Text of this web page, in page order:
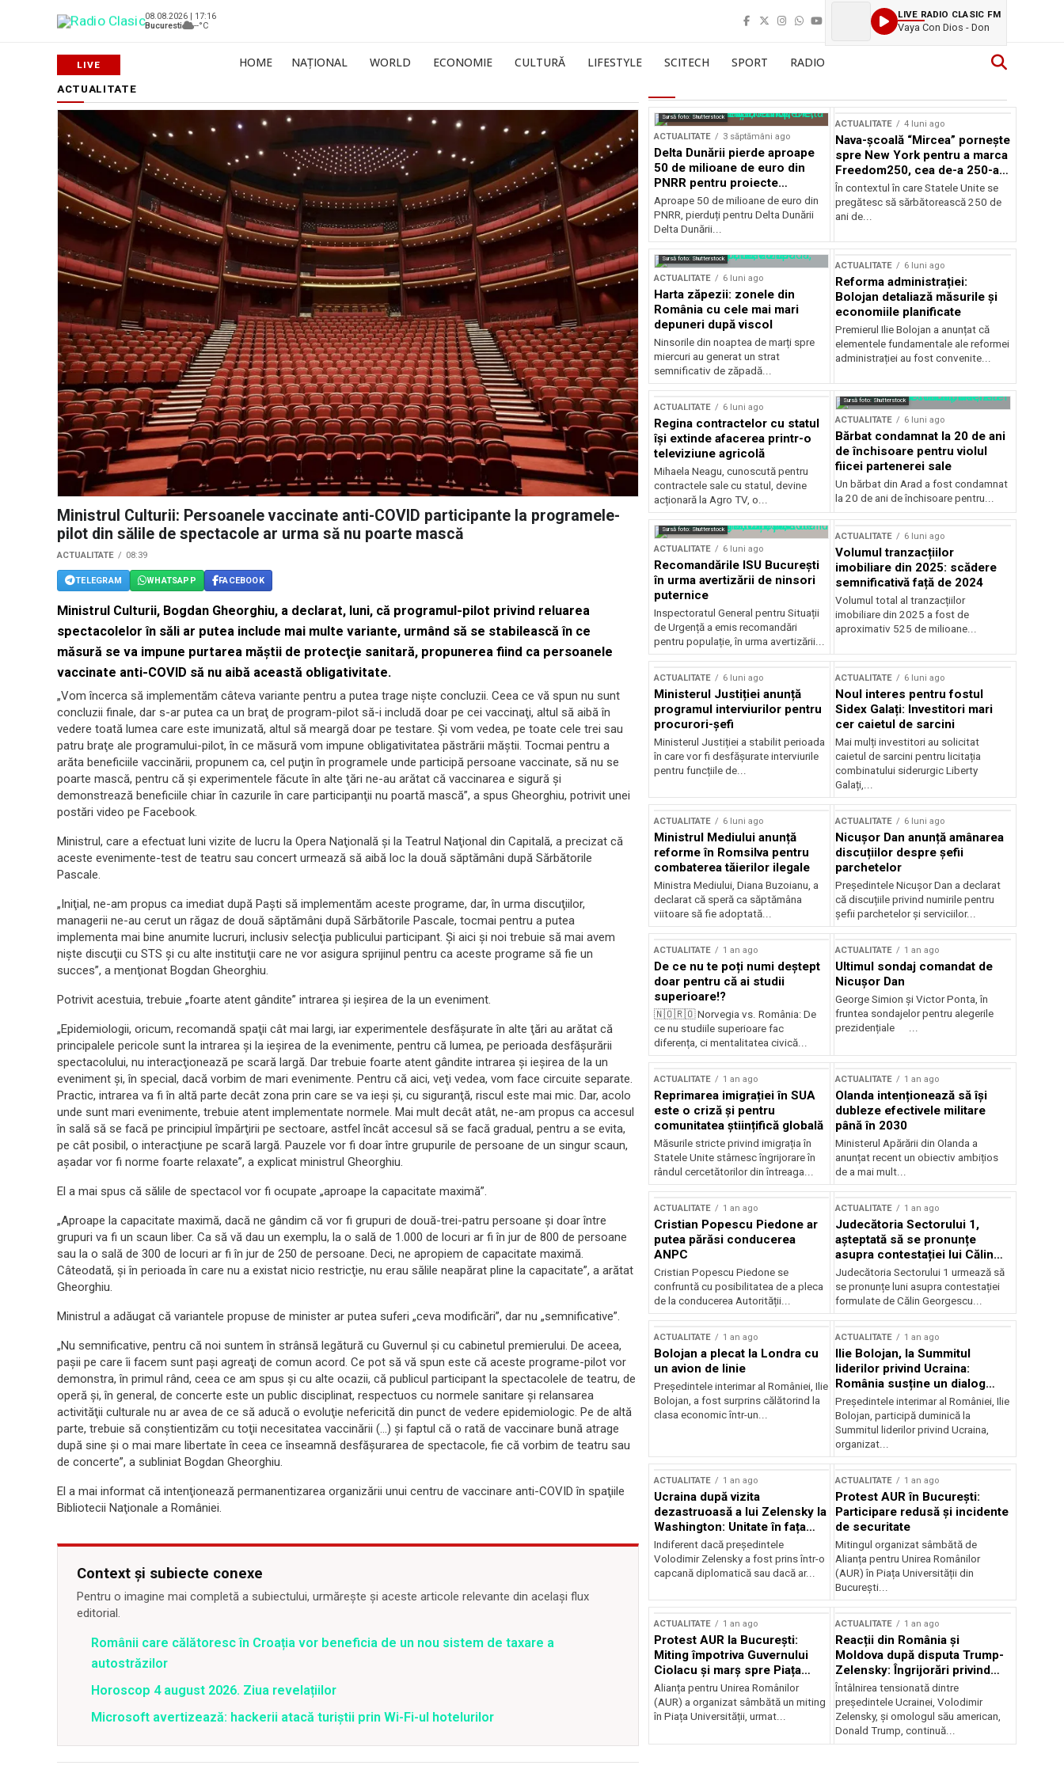
08.08.2026 | 17:16
Bucuresti
--°C
LIVE RADIO CLASIC FM
Vaya Con Dios - Don
HOME NAȚIONAL WORLD ECONOMIE CULTURĂ LIFESTYLE SCITECH SPORT RADIO
ACTUALITATE
Ministrul Culturii: Persoanele vaccinate anti-COVID participante la programele-
pilot din sălile de spectacole ar urma să nu poarte mască
ACTUALITATE 08:39
TELEGRAM WHATSAPP FACEBOOK
Ministrul Culturii, Bogdan Gheorghiu, a declarat, luni, că programul-pilot privind reluarea
spectacolelor în săli ar putea include mai multe variante, urmând să se stabilească în ce
măsură se va impune purtarea măştii de protecţie sanitară, propunerea fiind ca persoanele
vaccinate anti-COVID să nu aibă această obligativitate.
„Vom încerca să implementăm câteva variante pentru a putea trage nişte concluzii. Ceea ce vă spun nu sunt
concluzii finale, dar s-ar putea ca un braţ de program-pilot să-i includă doar pe cei vaccinaţi, altul să aibă în
vedere toată lumea care este imunizată, altul să meargă doar pe testare. Şi vom vedea, pe toate cele trei sau
patru braţe ale programului-pilot, în ce măsură vom impune obligativitatea păstrării măştii. Tocmai pentru a
arăta beneficiile vaccinării, propunem ca, cel puţin în programele unde participă persoane vaccinate, să nu se
poarte mască, pentru că şi experimentele făcute în alte ţări ne-au arătat că vaccinarea e sigură şi
demonstrează beneficiile chiar în cazurile în care participanţii nu poartă mască”, a spus Gheorghiu, potrivit unei
postări video pe Facebook.
Ministrul, care a efectuat luni vizite de lucru la Opera Naţională şi la Teatrul Naţional din Capitală, a precizat că
aceste evenimente-test de teatru sau concert urmează să aibă loc la două săptămâni după Sărbătorile
Pascale.
„Iniţial, ne-am propus ca imediat după Paşti să implementăm aceste programe, dar, în urma discuţiilor,
managerii ne-au cerut un răgaz de două săptămâni după Sărbătorile Pascale, tocmai pentru a putea
implementa mai bine anumite lucruri, inclusiv selecţia publicului participant. Şi aici şi noi trebuie să mai avem
nişte discuţii cu STS şi cu alte instituţii care ne vor asigura sprijinul pentru ca aceste programe să fie un
succes”, a menţionat Bogdan Gheorghiu.
Potrivit acestuia, trebuie „foarte atent gândite” intrarea şi ieşirea de la un eveniment.
„Epidemiologii, oricum, recomandă spaţii cât mai largi, iar experimentele desfăşurate în alte ţări au arătat că
principalele pericole sunt la intrarea şi la ieşirea de la evenimente, pentru că lumea, pe perioada desfăşurării
spectacolului, nu interacţionează pe scară largă. Dar trebuie foarte atent gândite intrarea şi ieşirea de la un
eveniment şi, în special, dacă vorbim de mari evenimente. Pentru că aici, veţi vedea, vom face circuite separate.
Practic, intrarea va fi în altă parte decât zona prin care se va ieşi şi, cu siguranţă, riscul este mai mic. Dar, acolo
unde sunt mari evenimente, trebuie atent implementate normele. Mai mult decât atât, ne-am propus ca accesul
în sală să se facă pe principiul împărţirii pe sectoare, astfel încât accesul să se facă gradual, pentru a se evita,
pe cât posibil, o interacţiune pe scară largă. Pauzele vor fi doar între grupurile de persoane de un singur scaun,
aşadar vor fi norme foarte relaxate”, a explicat ministrul Gheorghiu.
El a mai spus că sălile de spectacol vor fi ocupate „aproape la capacitate maximă”.
„Aproape la capacitate maximă, dacă ne gândim că vor fi grupuri de două-trei-patru persoane şi doar între
grupuri va fi un scaun liber. Ca să vă dau un exemplu, la o sală de 1.000 de locuri ar fi în jur de 800 de persoane
sau la o sală de 300 de locuri ar fi în jur de 250 de persoane. Deci, ne apropiem de capacitate maximă.
Câteodată, şi în perioada în care nu a existat nicio restricţie, nu erau sălile neapărat pline la capacitate”, a arătat
Gheorghiu.
Ministrul a adăugat că variantele propuse de minister ar putea suferi „ceva modificări”, dar nu „semnificative”.
„Nu semnificative, pentru că noi suntem în strânsă legătură cu Guvernul şi cu cabinetul premierului. De aceea,
paşii pe care îi facem sunt paşi agreaţi de comun acord. Ce pot să vă spun este că aceste programe-pilot vor
demonstra, în primul rând, ceea ce am spus şi cu alte ocazii, că publicul participant la spectacolele de teatru, de
operă şi, în general, de concerte este un public disciplinat, respectuos cu normele sanitare şi relansarea
activităţii culturale nu ar avea de ce să aducă o evoluţie nefericită din punct de vedere epidemiologic. Pe de altă
parte, trebuie să conştientizăm cu toţii necesitatea vaccinării (…) şi faptul că o rată de vaccinare bună atrage
după sine şi o mai mare libertate în ceea ce înseamnă desfăşurarea de spectacole, fie că vorbim de teatru sau
de concerte”, a subliniat Bogdan Gheorghiu.
El a mai informat că intenţionează permanentizarea organizării unui centru de vaccinare anti-COVID în spaţiile
Bibliotecii Naţionale a României.
Context și subiecte conexe
Pentru o imagine mai completă a subiectului, urmărește și aceste articole relevante din același flux
editorial.
Românii care călătoresc în Croația vor beneficia de un nou sistem de taxare a
autostrăzilor
Horoscop 4 august 2026. Ziua revelațiilor
Microsoft avertizează: hackerii atacă turiștii prin Wi-Fi-ul hotelurilor
Sursă foto: Shutterstock
ACTUALITATE 3 săptămâni ago
Delta Dunării pierde aproape
50 de milioane de euro din
PNRR pentru proiecte
esențiale
Aproape 50 de milioane de euro din
PNRR, pierduți pentru Delta Dunării
Delta Dunării...
ACTUALITATE 4 luni ago
Nava-școală “Mircea” pornește
spre New York pentru a marca
Freedom250, cea de-a 250-a
aniversare a Statelor Unite
În contextul în care Statele Unite se
pregătesc să sărbătorească 250 de
ani de...
Sursă foto: Shutterstock
ACTUALITATE 6 luni ago
Harta zăpezii: zonele din
România cu cele mai mari
depuneri după viscol
Ninsorile din noaptea de marți spre
miercuri au generat un strat
semnificativ de zăpadă...
ACTUALITATE 6 luni ago
Reforma administrației:
Bolojan detaliază măsurile și
economiile planificate
Premierul Ilie Bolojan a anunțat că
elementele fundamentale ale reformei
administrației au fost convenite...
ACTUALITATE 6 luni ago
Regina contractelor cu statul
își extinde afacerea printr-o
televiziune agricolă
Mihaela Neagu, cunoscută pentru
contractele sale cu statul, devine
acționară la Agro TV, o...
Sursă foto: Shutterstock
ACTUALITATE 6 luni ago
Bărbat condamnat la 20 de ani
de închisoare pentru violul
fiicei partenerei sale
Un bărbat din Arad a fost condamnat
la 20 de ani de închisoare pentru...
Sursă foto: Shutterstock
ACTUALITATE 6 luni ago
Recomandările ISU București
în urma avertizării de ninsori
puternice
Inspectoratul General pentru Situații
de Urgență a emis recomandări
pentru populație, în urma avertizării...
ACTUALITATE 6 luni ago
Volumul tranzacțiilor
imobiliare din 2025: scădere
semnificativă față de 2024
Volumul total al tranzacțiilor
imobiliare din 2025 a fost de
aproximativ 525 de milioane...
ACTUALITATE 6 luni ago
Ministerul Justiției anunță
programul interviurilor pentru
procurori-șefi
Ministerul Justiției a stabilit perioada
în care vor fi desfășurate interviurile
pentru funcțiile de...
ACTUALITATE 6 luni ago
Noul interes pentru fostul
Sidex Galați: Investitori mari
cer caietul de sarcini
Mai mulți investitori au solicitat
caietul de sarcini pentru licitația
combinatului siderurgic Liberty
Galați,...
ACTUALITATE 6 luni ago
Ministrul Mediului anunță
reforme în Romsilva pentru
combaterea tăierilor ilegale
Ministra Mediului, Diana Buzoianu, a
declarat că speră ca săptămâna
viitoare să fie adoptată...
ACTUALITATE 6 luni ago
Nicușor Dan anunță amânarea
discuțiilor despre șefii
parchetelor
Președintele Nicușor Dan a declarat
că discuțiile privind numirile pentru
șefii parchetelor și serviciilor...
ACTUALITATE 1 an ago
De ce nu te poți numi deștept
doar pentru că ai studii
superioare!?
🇳🇴🇷🇴 Norvegia vs. România: De
ce nu studiile superioare fac
diferența, ci mentalitatea civică...
ACTUALITATE 1 an ago
Ultimul sondaj comandat de
Nicușor Dan
George Simion și Victor Ponta, în
fruntea sondajelor pentru alegerile
prezidențiale ...
ACTUALITATE 1 an ago
Reprimarea imigrației în SUA
este o criză și pentru
comunitatea științifică globală
Măsurile stricte privind imigrația în
Statele Unite stârnesc îngrijorare în
rândul cercetătorilor din întreaga...
ACTUALITATE 1 an ago
Olanda intenționează să își
dubleze efectivele militare
până în 2030
Ministerul Apărării din Olanda a
anunțat recent un obiectiv ambițios
de a mai mult...
ACTUALITATE 1 an ago
Cristian Popescu Piedone ar
putea părăsi conducerea
ANPC
Cristian Popescu Piedone se
confruntă cu posibilitatea de a pleca
de la conducerea Autorității...
ACTUALITATE 1 an ago
Judecătoria Sectorului 1,
așteptată să se pronunțe
asupra contestației lui Călin
Georgescu privind controlul
judiciar
Judecătoria Sectorului 1 urmează să
se pronunțe luni asupra contestației
formulate de Călin Georgescu...
ACTUALITATE 1 an ago
Bolojan a plecat la Londra cu
un avion de linie
Președintele interimar al României, Ilie
Bolojan, a fost surprins călătorind la
clasa economic într-un...
ACTUALITATE 1 an ago
Ilie Bolojan, la Summitul
liderilor privind Ucraina:
România susține un dialog
transatlantic pentru securitate
și stabilitate
Președintele interimar al României, Ilie
Bolojan, participă duminică la
Summitul liderilor privind Ucraina,
organizat...
ACTUALITATE 1 an ago
Ucraina după vizita
dezastruoasă a lui Zelensky la
Washington: Unitate în fața
incertitudinii
Indiferent dacă președintele
Volodimir Zelensky a fost prins într-o
capcană diplomatică sau dacă ar...
ACTUALITATE 1 an ago
Protest AUR în București:
Participare redusă și incidente
de securitate
Mitingul organizat sâmbătă de
Alianța pentru Unirea Românilor
(AUR) în Piața Universității din
București...
ACTUALITATE 1 an ago
Protest AUR la București:
Miting împotriva Guvernului
Ciolacu și marș spre Piața
Victoriei
Alianța pentru Unirea Românilor
(AUR) a organizat sâmbătă un miting
în Piața Universității, urmat...
ACTUALITATE 1 an ago
Reacții din România și
Moldova după disputa Trump-
Zelensky: Îngrijorări privind
securitatea regională
Întâlnirea tensionată dintre
președintele Ucrainei, Volodimir
Zelensky, și omologul său american,
Donald Trump, continuă...